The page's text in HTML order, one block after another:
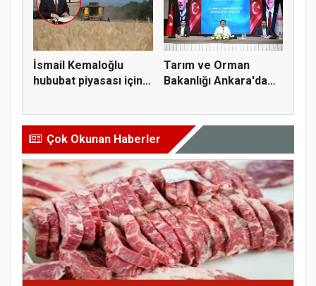
İsmail Kemaloğlu
hububat piyasası için 4
Tarım ve Orman
Bakanlığı Ankara'da
Çok Okunan Haberler